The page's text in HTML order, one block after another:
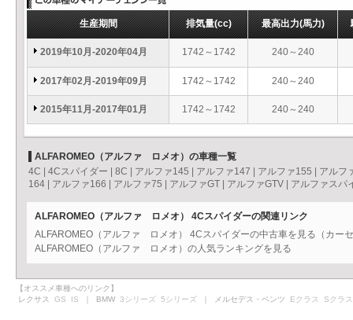
生産期間 排気量(cc) 最高出力(馬力)
2019年10月-2020年04月 1742～1742 240～240
2017年02月-2019年09月 1742～1742 240～240
2015年11月-2017年01月 1742～1742 240～240
ALFAROMEO（アルファ ロメオ）の車種一覧
4C
4Cスパイダー 8C アルファ145 アルファ147 アルファ155
アルフ
164
アルファ166 アルファ75 アルファGT アルファGTV アルファスパ
ALFAROMEO（アルファ ロメオ） 4Cスパイダーの関連リンク
ALFAROMEO（アルファ ロメオ） 4Cスパイダーの中古車を見る（カー
ALFAROMEO（アルファ ロメオ）の人気ランキングを見る
【オススメ車種へのリンク】
レクサス GS IS ｜ BMW 3シリーズ 5シリーズ ｜ メルセデス・ベンツ Eクラス Sクラス